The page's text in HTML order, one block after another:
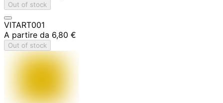
Out of stock
VITART001
A partire da 6,80 €
Out of stock